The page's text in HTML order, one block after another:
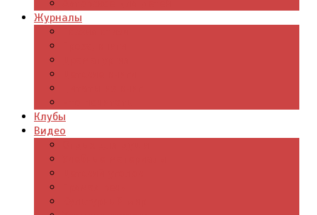
Журналы
Клубы
Видео